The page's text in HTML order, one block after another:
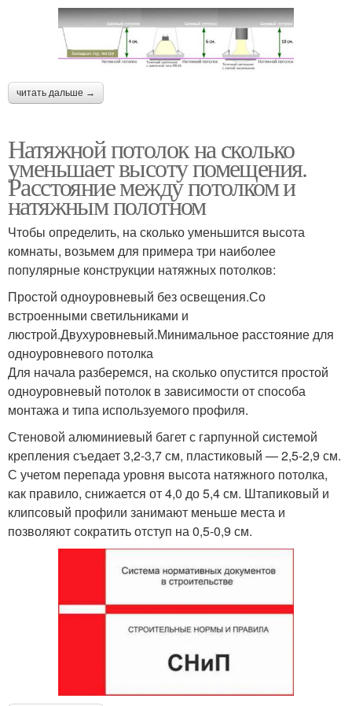
читать дальше →
Натяжной потолок на сколько
уменьшает высоту помещения.
Расстояние между потолком и
натяжным полотном
Чтобы определить, на сколько уменьшится высота
комнаты, возьмем для примера три наиболее
популярные конструкции натяжных потолков:
Простой одноуровневый без освещения.Со
встроенными светильниками и
люстрой.Двухуровневый.Минимальное расстояние для
одноуровневого потолка
Для начала разберемся, на сколько опустится простой
одноуровневый потолок в зависимости от способа
монтажа и типа используемого профиля.
Стеновой алюминиевый багет с гарпунной системой
крепления съедает 3,2-3,7 см, пластиковый — 2,5-2,9 см.
С учетом перепада уровня высота натяжного потолка,
как правило, снижается от 4,0 до 5,4 см. Штапиковый и
клипсовый профили занимают меньше места и
позволяют сократить отступ на 0,5-0,9 см.